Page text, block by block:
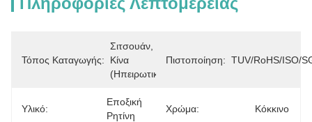
Τόπος Καταγωγής:
Σιτσουάν,
Κίνα
(ηπειρωτική)
Πιστοποίηση: TUV/RoHS/ISO/
Υλικό:
Εποξική
Ρητίνη
Χρώμα: Κόκκινο